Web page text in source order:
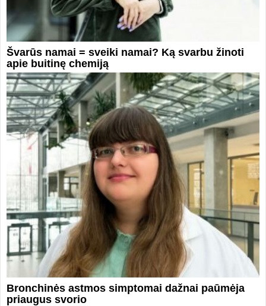
Švarūs namai = sveiki namai? Ką svarbu žinoti
apie buitinę chemiją
Bronchinės astmos simptomai dažnai paūmėja
priaugus svorio